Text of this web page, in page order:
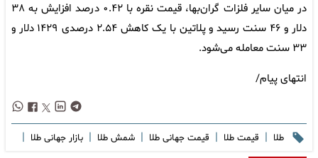
در میان سایر فلزات گران‌بها، قیمت نقره با ۰.۴۲ درصد افزایش به ۳۸
دلار و ۴۶ سنت رسید و پلاتین با یک کاهش ۲.۵۴ درصدی ۱۴۲۹ دلار و
۳۳ سنت معامله می‌شود.
انتهای پیام/
طلا | قیمت طلا | قیمت جهانی طلا | شمش طلا | بازار جهانی طلا |